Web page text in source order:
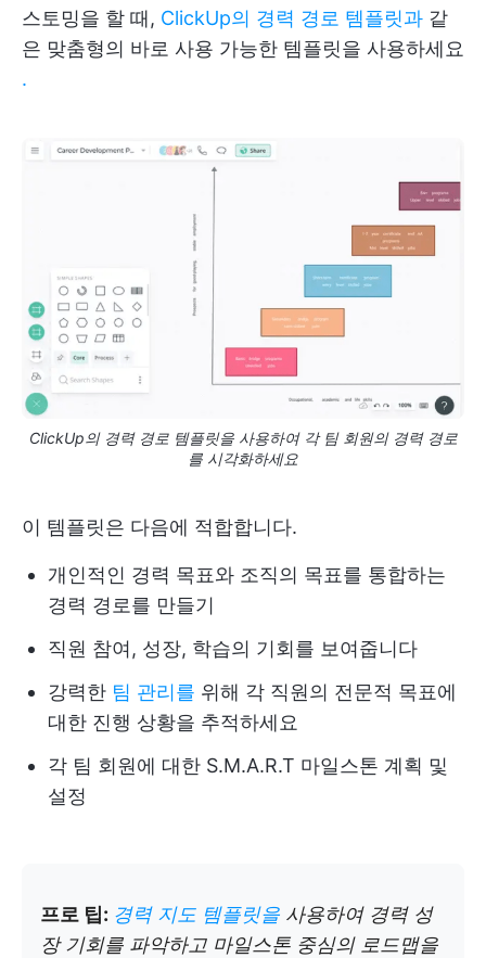
스토밍을 할 때, ClickUp의 경력 경로 템플릿과 같
은 맞춤형의 바로 사용 가능한 템플릿을 사용하세요
.
ClickUp의 경력 경로 템플릿을 사용하여 각 팀 회원의 경력 경로
를 시각화하세요
이 템플릿은 다음에 적합합니다.
개인적인 경력 목표와 조직의 목표를 통합하는
경력 경로를 만들기
직원 참여, 성장, 학습의 기회를 보여줍니다
강력한 팀 관리를 위해 각 직원의 전문적 목표에
대한 진행 상황을 추적하세요
각 팀 회원에 대한 S.M.A.R.T 마일스톤 계획 및
설정
프로 팁: 경력 지도 템플릿을 사용하여 경력 성
장 기회를 파악하고 마일스톤 중심의 로드맵을